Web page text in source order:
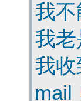
我不
我
我
mail